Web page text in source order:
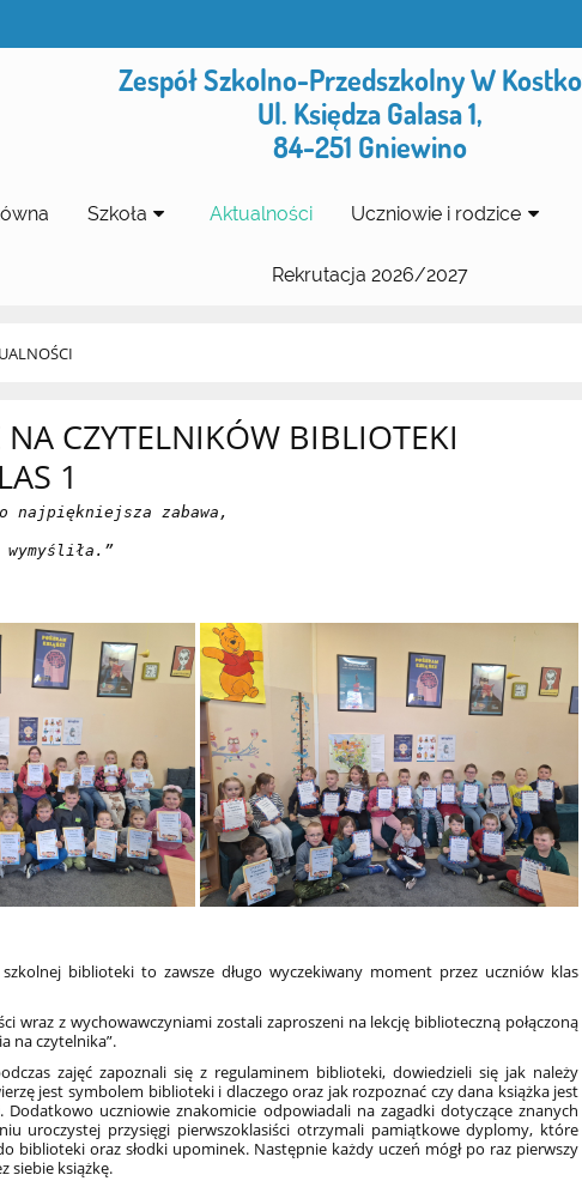
Zespół Szkolno-Przedszkolny W
Ul. Księdza Galasa 1,
84-251 Gniewino
Szkoła Aktualności Uczniowie i rodzice
Rekrutacja 2026/2027
CZYTELNIKÓW BIBLIOTEKI
1
najpiękniejsza zabawa,
biblioteki to zawsze długo wyczekiwany moment przez uczniów klas
wraz z wychowawczyniami zostali zaproszeni na lekcję biblioteczną połączoną
na czytelnika”.
zajęć zapoznali się z regulaminem biblioteki, dowiedzieli się jak należy
jest symbolem biblioteki i dlaczego oraz jak rozpoznać czy dana książka jest
uczniowie znakomicie odpowiadali na zagadki dotyczące znanych
uroczystej przysięgi pierwszoklasiści otrzymali pamiątkowe dyplomy, które
biblioteki oraz słodki upominek. Następnie każdy uczeń mógł po raz pierwszy
siebie książkę.